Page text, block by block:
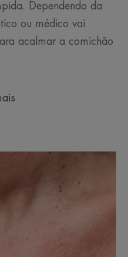
Dependendo da
ou médico vai
acalmar a comichão